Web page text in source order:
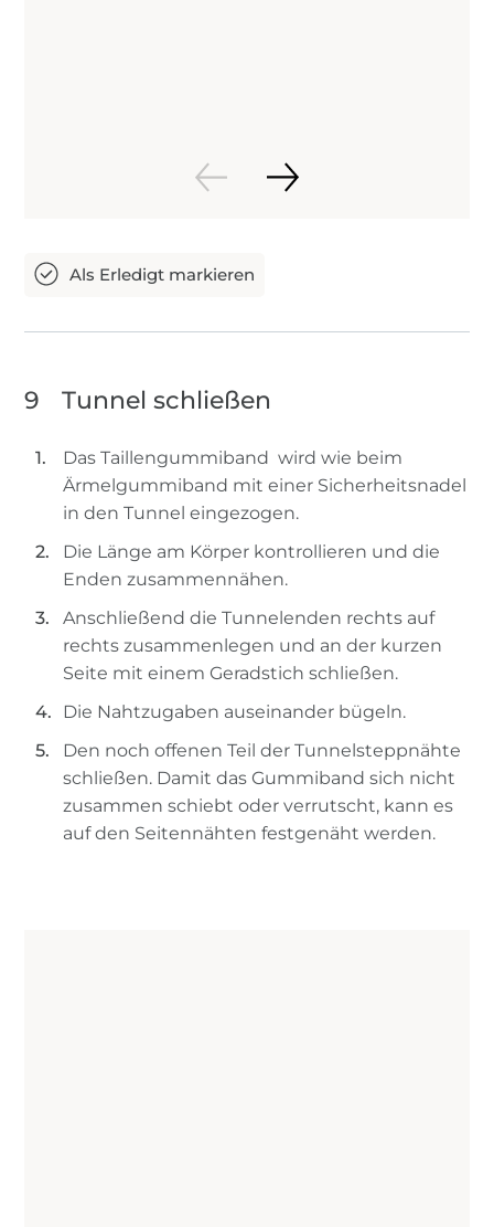
9 Tunnel schließen
Das Taillengummiband wird wie beim
Ärmelgummiband mit einer Sicherheitsnadel
in den Tunnel eingezogen.
Die Länge am Körper kontrollieren und die
Enden zusammennähen.
Anschließend die Tunnelenden rechts auf
rechts zusammenlegen und an der kurzen
Seite mit einem Geradstich schließen.
Die Nahtzugaben auseinander bügeln.
Den noch offenen Teil der Tunnelsteppnähte
schließen. Damit das Gummiband sich nicht
zusammen schiebt oder verrutscht, kann es
auf den Seitennähten festgenäht werden.